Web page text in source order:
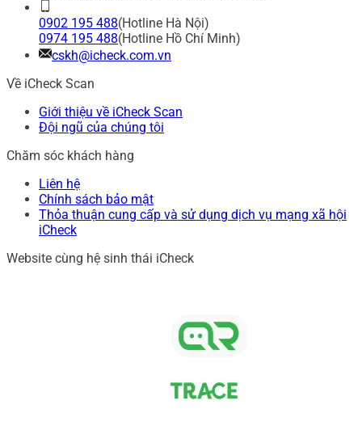
0902 195 488(Hotline Hà Nội)
0974 195 488(Hotline Hồ Chí Minh)
cskh@icheck.com.vn
Về iCheck Scan
Giới thiệu về iCheck Scan
Đội ngũ của chúng tôi
Chăm sóc khách hàng
Liên hệ
Chính sách bảo mật
Thỏa thuận cung cấp và sử dụng dịch vụ mạng xã hội
iCheck
Website cùng hệ sinh thái iCheck